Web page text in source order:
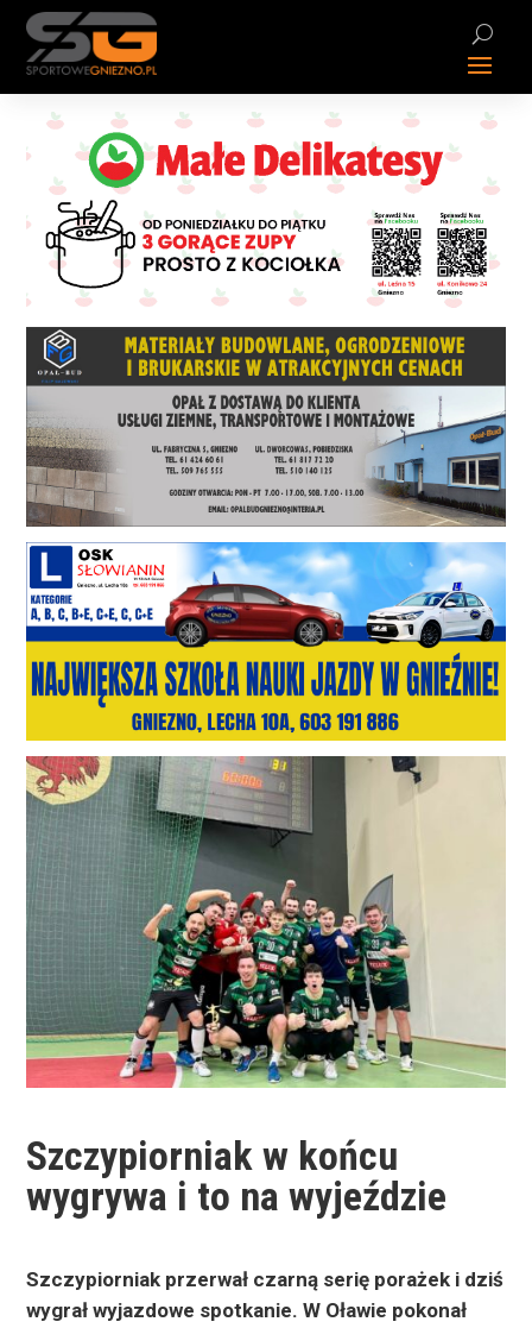
Szczypiorniak w końcu
wygrywa i to na wyjeździe
Szczypiorniak przerwał czarną serię porażek i dziś
wygrał wyjazdowe spotkanie. W Oławie pokonał